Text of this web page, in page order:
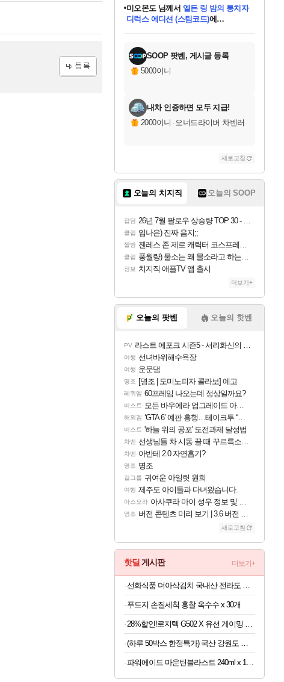
교환.
당첨되셨습니다.
당첨되셨습니다.
당첨되셨습니다.
미오몬도님께서 엘든 링 밤의 통치자
디럭스 에디션 (스팀코드)에
당첨되셨습니다.
당첨되셨습니다.
당첨되셨습니다.
에디션 (스팀코드) 를 교환.
당첨되셨습니다.
SOOP 팟벤, 게시글 등록
5000이니
내차 인증하면 모두 지급!
2000이니 · 오너드라이버 차벤러
새로고침
오늘의 치지직 오늘의 SOOP
잡담 26년 7월 팔로우 상승량 TOP 30 - 월간 치지직
클립 임나은) 진짜 음지;;
짤방 젠레스 존 제로 캐릭터 코스프레한 꽁주
클립 풍월량) 물소는 왜 물소라고 하는거야? 아! 그만 ㅋㅋ 알았어 ㅋㅋ
정보 치지직 애플TV 앱 출시
더보기+
오늘의 팟벤 오늘의 핫벤
PV 라스트 에포크 시즌5 - 서리화신의 분노 티저
여행 선녀바위해수욕장
여행 운문댐
명조 [명조 | 도미노피자 콜라보] 예고
레퀴엠 60프레임 나오는데 정상일까요?
비스트 모든 바우에라 업그레이드 아이템 획득 위치 공략 (89개)
해외겜 ‘GTA 6’ 예판 흥행…테이크투 “내부 예상 크게 넘어”
비스트 '하늘 위의 공포' 도전과제 달성법
차벤 선생님들 차 시동 끌 때 꾸르륵소리나는데
차벤 아반테 2.0 자연흡기?
명조 명조
걸그룹 귀여운 아일릿 원희
여행 제주도 아이들과 다녀왔습니다.
아스오라 아사쿠라 마이 성우 정보 및 주요 필모
명조 버전 콘텐츠 미리 보기 | 3.6 버전 「신기루 속 등불 그림자, 속세에 깃든 검의 결심」이 8월 20일에 업데이트됩니다!
새로고침
핫딜 게시판 더보기+
푸드지 손질세척 홍찰 옥수수 x 30개
파워에이드 마운틴블라스트 240ml x 120개